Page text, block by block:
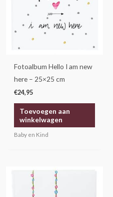
Fotoalbum Hello I am new
here – 25×25 cm
€24,95
Toevoegen aan
winkelwagen
Baby en Kind